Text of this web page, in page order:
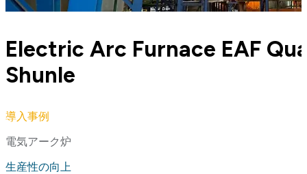
Electric Arc Furnace EAF
Shunle
導入事例
電気アーク炉
生産性の向上